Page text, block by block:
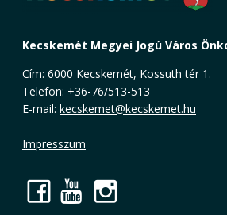
Kecskemét Megyei Jogú Város
Cím: 6000 Kecskemét, Kossuth tér 1.
Telefon: +36-76/513-513
E-mail: kecskemet@kecskemet.hu
Impresszum
Facebook
YouTube